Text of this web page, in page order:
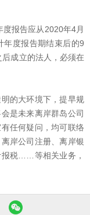
报告应从2020年4月
年度报告期结束后的9
成立的法人，必须在
的大环境下，提早规
是未来离岸群岛公司
任何疑问，均可联络
岸公司注册、离岸银
报税……等相关业务，